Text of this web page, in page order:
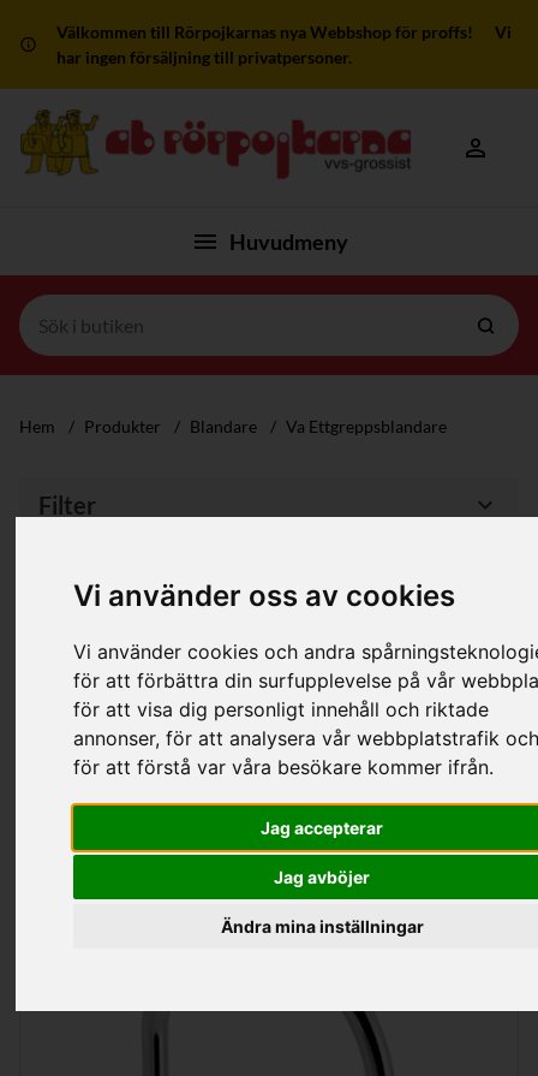
Vi använder oss av cookies
Vi använder cookies och andra
för att förbättra din surfupplevelse på vår
för att visa dig personligt innehåll och riktade
annonser, för att analysera vår webbplatstrafik
för att förstå var våra besökare kommer ifrån.
Jag accepterar
Jag avböjer
Ändra mina inställningar
Välkommen till Rörpojkarnas nya Webbshop för proffs! Vi
har ingen försäljning till privatpersoner.
Mitt
Huvudmeny
Hem / Produkter / Blandare / Va Ettgreppsblandare
Filter
Va Ettgreppsblandare
Sortering Visa per sida